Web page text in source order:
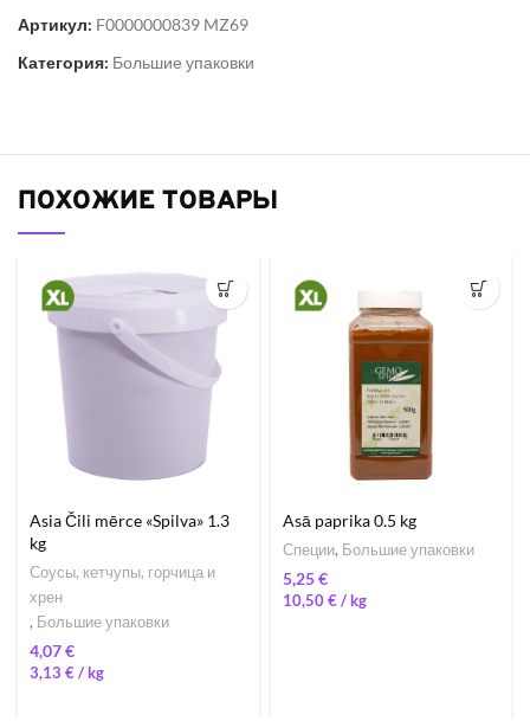
Артикул: F0000000839 MZ69
Категория: Большие упаковки
ПОХОЖИЕ ТОВАРЫ
Asia Čili mērce «Spilva» 1.3
kg
Соусы, кетчупы, горчица и
хрен
, Большие упаковки
€
3,13 €/
Asā paprika 0.5 kg
Специи, Большие упаковки
€
10,50€ /